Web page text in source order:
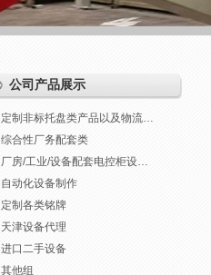
公司产品展示
定制非标托盘类产品以及物流包装
综合性厂务配套类
厂房/工业/设备配套电控柜设计制作调试
自动化设备制作
定制各类铭牌
天津设备代理
进口二手设备
其他组